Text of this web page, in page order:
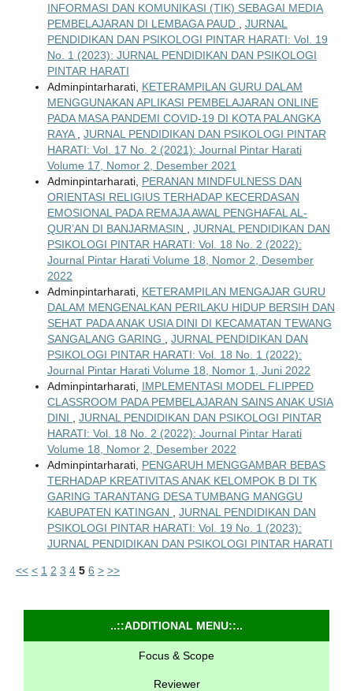
INFORMASI DAN KOMUNIKASI (TIK) SEBAGAI MEDIA
PEMBELAJARAN DI LEMBAGA PAUD
JURNAL
PENDIDIKAN DAN PSIKOLOGI PINTAR HARATI: Vol. 19
No. 1 (2023): JURNAL PENDIDIKAN DAN PSIKOLOGI
PINTAR HARATI
Adminpintarharati, KETERAMPILAN GURU DALAM
MENGGUNAKAN APLIKASI PEMBELAJARAN ONLINE
PADA MASA PANDEMI COVID-19 DI KOTA PALANGKA
RAYA
JURNAL PENDIDIKAN DAN PSIKOLOGI PINTAR
HARATI: Vol. 17 No. 2 (2021): Journal Pintar Harati
Volume 17, Nomor 2, Desember 2021
Adminpintarharati, PERANAN MINDFULNESS DAN
ORIENTASI RELIGIUS TERHADAP KECERDASAN
EMOSIONAL PADA REMAJA AWAL PENGHAFAL AL-
QUR’AN DI BANJARMASIN
JURNAL PENDIDIKAN DAN
PSIKOLOGI PINTAR HARATI: Vol. 18 No. 2 (2022):
Journal Pintar Harati Volume 18, Nomor 2, Desember
2022
Adminpintarharati, KETERAMPILAN MENGAJAR GURU
DALAM MENGENALKAN PERILAKU HIDUP BERSIH DAN
SEHAT PADA ANAK USIA DINI DI KECAMATAN TEWANG
SANGALANG GARING
JURNAL PENDIDIKAN DAN
PSIKOLOGI PINTAR HARATI: Vol. 18 No. 1 (2022):
Journal Pintar Harati Volume 18, Nomor 1, Juni 2022
Adminpintarharati, IMPLEMENTASI MODEL FLIPPED
CLASSROOM PADA PEMBELAJARAN SAINS ANAK USIA
DINI
JURNAL PENDIDIKAN DAN PSIKOLOGI PINTAR
HARATI: Vol. 18 No. 2 (2022): Journal Pintar Harati
Volume 18, Nomor 2, Desember 2022
Adminpintarharati, PENGARUH MENGGAMBAR BEBAS
TERHADAP KREATIVITAS ANAK KELOMPOK B DI TK
GARING TARANTANG DESA TUMBANG MANGGU
KABUPATEN KATINGAN
JURNAL PENDIDIKAN DAN
PSIKOLOGI PINTAR HARATI: Vol. 19 No. 1 (2023):
JURNAL PENDIDIKAN DAN PSIKOLOGI PINTAR HARATI
<< < 1 2 3 4 5 6 > >>
..::ADDITIONAL MENU::..
Focus & Scope
Reviewer